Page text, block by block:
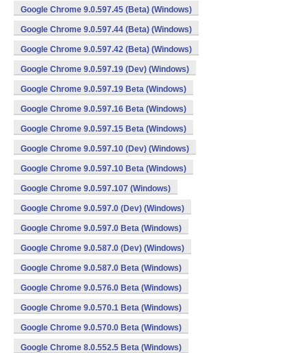
Google Chrome 9.0.597.45 (Beta) (Windows)
Google Chrome 9.0.597.44 (Beta) (Windows)
Google Chrome 9.0.597.42 (Beta) (Windows)
Google Chrome 9.0.597.19 (Dev) (Windows)
Google Chrome 9.0.597.19 Beta (Windows)
Google Chrome 9.0.597.16 Beta (Windows)
Google Chrome 9.0.597.15 Beta (Windows)
Google Chrome 9.0.597.10 (Dev) (Windows)
Google Chrome 9.0.597.10 Beta (Windows)
Google Chrome 9.0.597.107 (Windows)
Google Chrome 9.0.597.0 (Dev) (Windows)
Google Chrome 9.0.597.0 Beta (Windows)
Google Chrome 9.0.587.0 (Dev) (Windows)
Google Chrome 9.0.587.0 Beta (Windows)
Google Chrome 9.0.576.0 Beta (Windows)
Google Chrome 9.0.570.1 Beta (Windows)
Google Chrome 9.0.570.0 Beta (Windows)
Google Chrome 8.0.552.5 Beta (Windows)